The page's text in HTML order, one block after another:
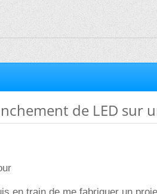
de LED sur